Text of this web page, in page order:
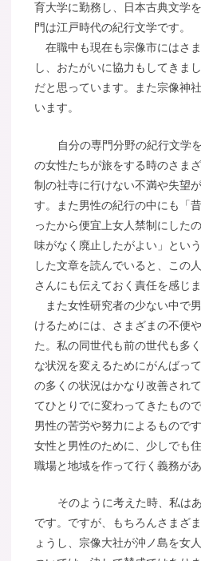
育大学に勤務し、日本古典文学
門は江戸時代の紀行文学です。
在職中も現在も宗像市にはさ
し、おたがいに協力もしてきま
だと思っています。また宗像神
います。
自分の専門分野の紀行文学
の女性たちが旅をする時のさま
制の社寺に行けない不満や失望
す。また男性の紀行の中にも「
ったから便宜上女人禁制にした
味がなく廃止したがよい」とい
した文章を読んでいると、この
さんにも伝えておく責任を感じま
また女性研究者の少ない中で
けるためには、さまざまの不便
た。私の同世代も前の世代も多
な状況を変えるためにがんばっ
の多くの状況はかなり改善され
てひとりでに変わってきたもの
男性の苦労や努力によるもので
女性と男性のために、少しでも
職場と地域を作って行く義務が
そのように考えた時、私は
です。ですが、もちろんさまざ
ょうし、宗像大社が沖ノ島を女